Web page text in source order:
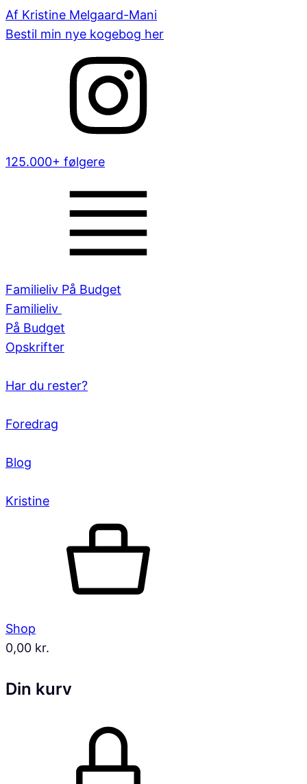
Af Kristine Melgaard-Mani
Bestil min nye kogebog her
125.000+ følgere
Familieliv På Budget
Familieliv
På Budget
Opskrifter
Har du rester?
Foredrag
Blog
Kristine
Shop
0,00 kr.
Din kurv